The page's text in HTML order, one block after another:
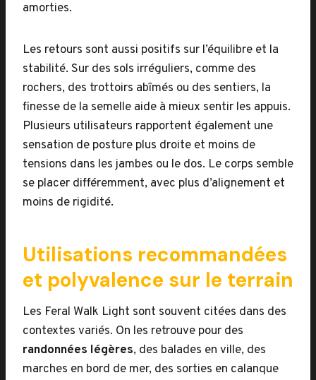
amorties.
Les retours sont aussi positifs sur l’équilibre et la
stabilité. Sur des sols irréguliers, comme des
rochers, des trottoirs abîmés ou des sentiers, la
finesse de la semelle aide à mieux sentir les appuis.
Plusieurs utilisateurs rapportent également une
sensation de posture plus droite et moins de
tensions dans les jambes ou le dos. Le corps semble
se placer différemment, avec plus d’alignement et
moins de rigidité.
Utilisations recommandées
et polyvalence sur le terrain
Les Feral Walk Light sont souvent citées dans des
contextes variés. On les retrouve pour des
randonnées légères, des balades en ville, des
marches en bord de mer, des sorties en calanque